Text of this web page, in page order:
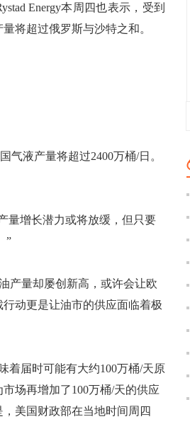
Energy本周四也表示，受到
将超过俄罗斯与沙特之和。
液产量将超过2400万桶/日。
增长潜力或将放缓，但只要
”
量却屡创新高，或许会让欧
动更是让油市的供应面临着极
届时可能有大约100万桶/天原
场再增加了100万桶/天的供应
美国财政部在当地时间周四